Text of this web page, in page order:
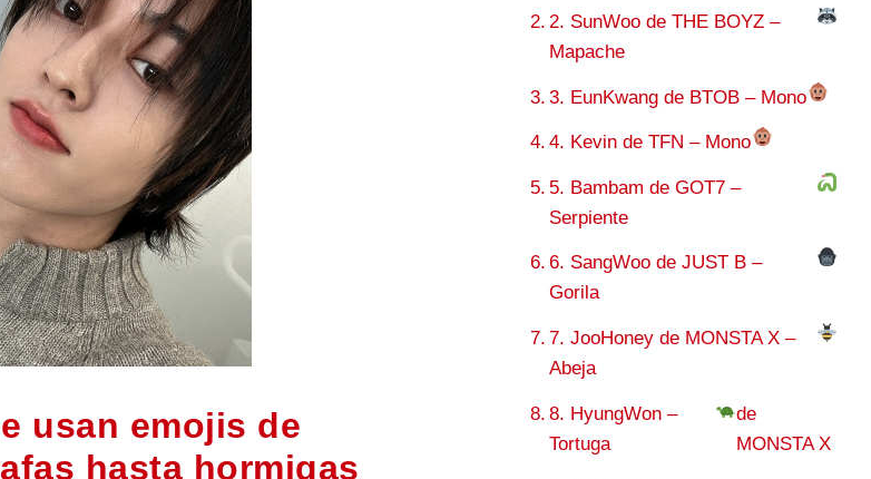
usan emojis de
hasta hormigas
2. SunWoo de THE BOYZ –
Mapache
3. EunKwang de BTOB – Mono
4. Kevin de TFN – Mono
5. Bambam de GOT7 –
Serpiente
6. SangWoo de JUST B –
Gorila
7. JooHoney de MONSTA X –
Abeja
8. HyungWon –
Tortuga
de
MONSTA X